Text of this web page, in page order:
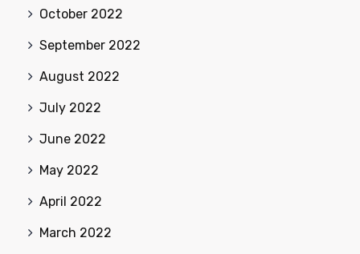
October 2022
September 2022
August 2022
July 2022
June 2022
May 2022
April 2022
March 2022